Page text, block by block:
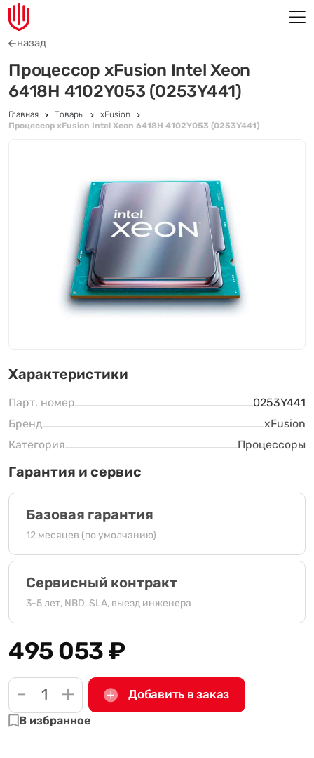
назад
Процессор xFusion Intel Xeon
6418H 4102Y053 (0253Y441)
Главная Товары
xFusion
Процессор xFusion Intel Xeon 6418H 4102Y053 (0253Y441)
Характеристики
Парт. номер
0253Y441
Бренд
xFusion
Категория
Процессоры
Гарантия и сервис
Базовая гарантия
12 месяцев (по умолчанию)
Сервисный контракт
3-5 лет, NBD, SLA, выезд инженера
495 053₽
- + Добавить в заказ
В избранное